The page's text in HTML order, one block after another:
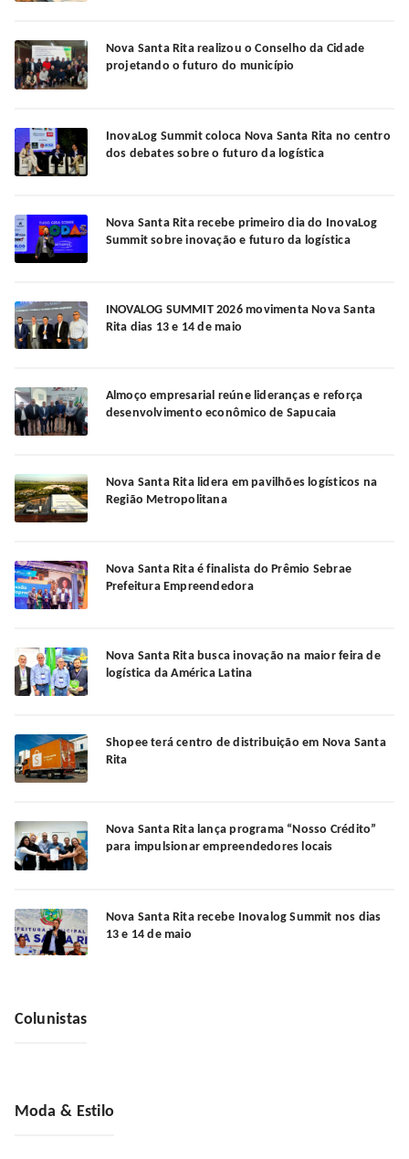
Nova Santa Rita realizou o Conselho da Cidade
projetando o futuro do município
InovaLog Summit coloca Nova Santa Rita no centro
dos debates sobre o futuro da logística
Nova Santa Rita recebe primeiro dia do InovaLog
Summit sobre inovação e futuro da logística
INOVALOG SUMMIT 2026 movimenta Nova Santa
Rita dias 13 e 14 de maio
Almoço empresarial reúne lideranças e reforça
desenvolvimento econômico de Sapucaia
Nova Santa Rita lidera em pavilhões logísticos na
Região Metropolitana
Nova Santa Rita é finalista do Prêmio Sebrae
Prefeitura Empreendedora
Nova Santa Rita busca inovação na maior feira de
logística da América Latina
Shopee terá centro de distribuição em Nova Santa
Rita
Nova Santa Rita lança programa “Nosso Crédito”
para impulsionar empreendedores locais
Nova Santa Rita recebe Inovalog Summit nos dias
13 e 14 de maio
Colunistas
Moda & Estilo